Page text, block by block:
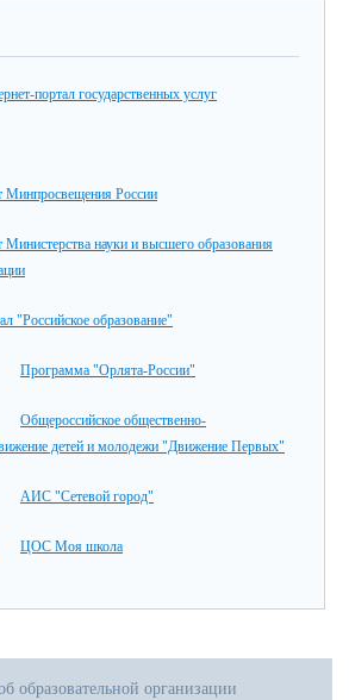
портал государственных услуг
Минпросвещения России
науки и высшего образования
"Российское образование"
Программа "Орлята-России"
Общероссийское общественно-
детей и молодежи "Движение Первых"
АИС "Сетевой город"
ЦОС Моя школа
образовательной организации